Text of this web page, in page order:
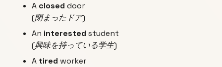
A closed door
(閉まったドア)
An interested student
(興味を持っている学生)
A tired worker